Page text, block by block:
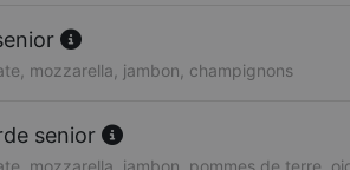
mozzarella, jambon, champignons
senior
mozzarella, jambon, pommes de terre,